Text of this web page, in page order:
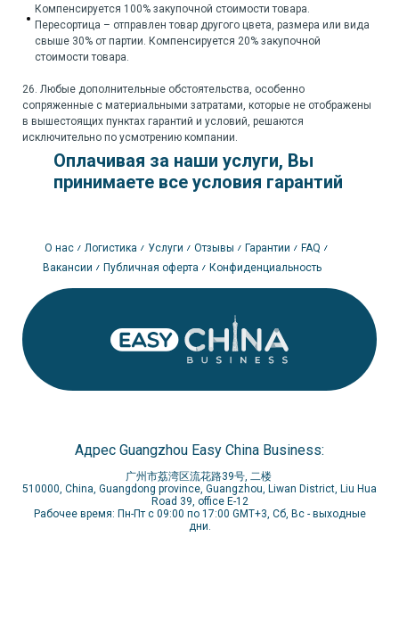
Компенсируется 100% закупочной стоимости товара.
Пересортица – отправлен товар другого цвета, размера или вида
свыше 30% от партии. Компенсируется 20% закупочной
стоимости товара.
26. Любые дополнительные обстоятельства, особенно
сопряженные с материальными затратами, которые не отображены
в вышестоящих пунктах гарантий и условий, решаются
исключительно по усмотрению компании.
Оплачивая за наши услуги, Вы
принимаете все условия гарантий
Адрес Guangzhou Easy China Business:
广州市荔湾区流花路39号, 二楼
510000, China, Guangdong province, Guangzhou, Liwan District, Liu Hua
Road 39, office E-12
Рабочее время: Пн-Пт с 09:00 по 17:00 GMT+3, Сб, Вс - выходные
дни.
О нас Логистика Услуги Отзывы Гарантии
FAQ
Вакансии
Публичная оферта Конфиденциальность